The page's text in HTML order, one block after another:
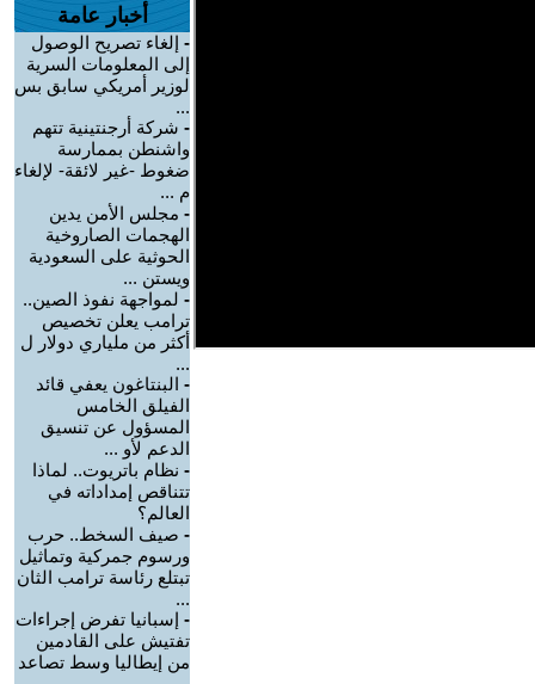
أخبار عامة
- إلغاء تصريح الوصول
إلى المعلومات السرية
لوزير أمريكي سابق بس
...
- شركة أرجنتينية تتهم
واشنطن بممارسة
ضغوط -غير لائقة- لإلغاء
م ...
- مجلس الأمن يدين
الهجمات الصاروخية
الحوثية على السعودية
ويستن ...
- لمواجهة نفوذ الصين..
ترامب يعلن تخصيص
أكثر من ملياري دولار ل
...
- البنتاغون يعفي قائد
الفيلق الخامس
المسؤول عن تنسيق
الدعم لأو ...
- نظام باتريوت.. لماذا
تتناقص إمداداته في
العالم؟
- صيف السخط.. حرب
ورسوم جمركية وتماثيل
تبتلع رئاسة ترامب الثان
...
- إسبانيا تفرض إجراءات
تفتيش على القادمين
من إيطاليا وسط تصاعد